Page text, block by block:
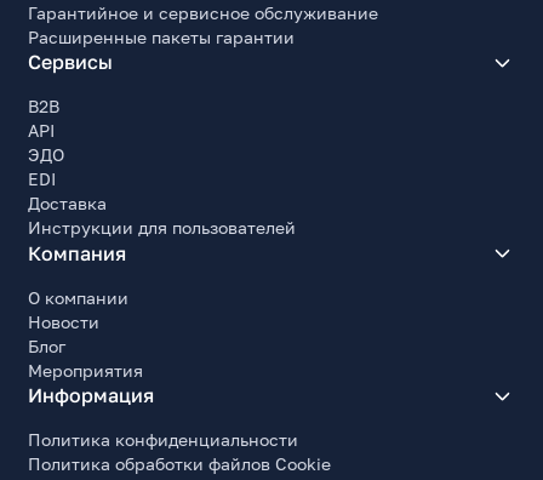
140
Вид поставки
RTL
Комплект поставки
Блок питания, комплект кабелей, документация,
кабель питания
Гарантийное и сервисное обслуживание
Расширенные пакеты гарантии
Сервисы
B2B
API
ЭДО
EDI
Доставка
Инструкции для пользователей
Компания
О компании
Новости
Блог
Мероприятия
Информация
Политика конфиденциальности
Политика обработки файлов Cookie